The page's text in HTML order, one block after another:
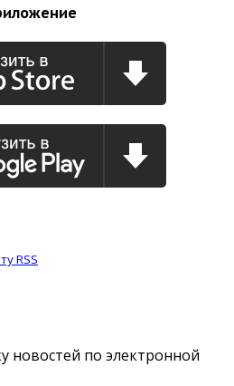
RSS
новостей по электронной